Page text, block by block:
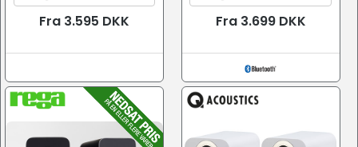
Fra 3.595 DKK Fra 3.699 DKK